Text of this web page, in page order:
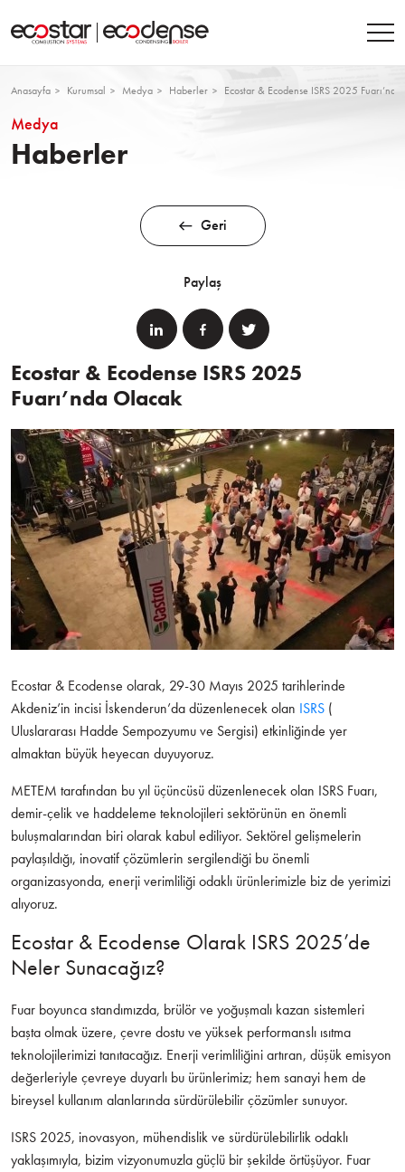
Anasayfa Kurumsal Medya Haberler Ecostar & Ecodense ISRS 2025
Medya
Haberler
Geri
Paylaş
Ecostar & Ecodense ISRS 2025
Fuarı’nda Olacak
Ecostar & Ecodense olarak, 29-30 Mayıs 2025 tarihlerinde
Akdeniz’in incisi İskenderun’da düzenlenecek olan ISRS (
Uluslararası Hadde Sempozyumu ve Sergisi) etkinliğinde yer
almaktan büyük heyecan duyuyoruz.
METEM tarafından bu yıl üçüncüsü düzenlenecek olan ISRS Fuarı,
demir-çelik ve haddeleme teknolojileri sektörünün en önemli
buluşmalarından biri olarak kabul ediliyor. Sektörel gelişmelerin
paylaşıldığı, inovatif çözümlerin sergilendiği bu önemli
organizasyonda, enerji verimliliği odaklı ürünlerimizle biz de yerimizi
alıyoruz.
Ecostar & Ecodense Olarak ISRS 2025’de
Neler Sunacağız?
Fuar boyunca standımızda, brülör ve yoğuşmalı kazan sistemleri
başta olmak üzere, çevre dostu ve yüksek performanslı ısıtma
teknolojilerimizi tanıtacağız. Enerji verimliliğini artıran, düşük emisyon
değerleriyle çevreye duyarlı bu ürünlerimiz; hem sanayi hem de
bireysel kullanım alanlarında sürdürülebilir çözümler sunuyor.
ISRS 2025, inovasyon, mühendislik ve sürdürülebilirlik odaklı
yaklaşımıyla, bizim vizyonumuzla güçlü bir şekilde örtüşüyor. Fuar